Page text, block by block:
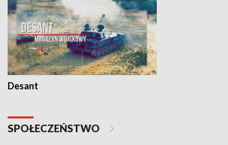
Desant
SPOŁECZEŃSTWO